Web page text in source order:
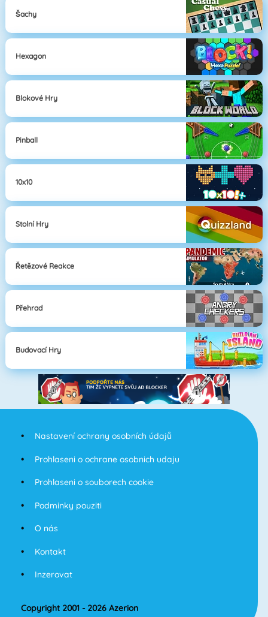
Šachy
Hexagon
Blokové Hry
Pinball
10x10
Stolní Hry
Řetězové Reakce
Přehrad
Budovací Hry
Nastavení ochrany osobních údajů
Prohlaseni o ochrane osobnich udaju
Prohlaseni o souborech cookie
Podminky pouziti
O nás
Kontakt
Inzerovat
Copyright 2001 - 2026 Azerion